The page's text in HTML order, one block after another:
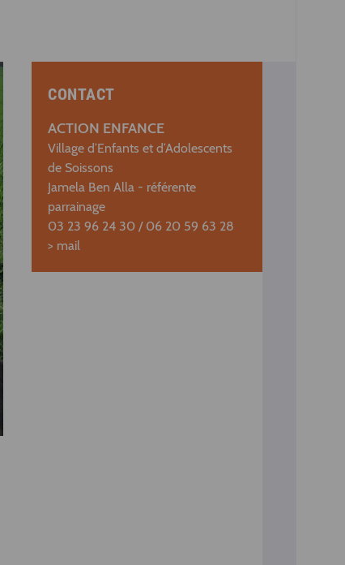
CONTACT
ACTION ENFANCE
Village d’Enfants et d’Adolescents
de Soissons
Jamela Ben Alla - référente
parrainage
03 23 96 24 30 / 06 20 59 63 28
> mail